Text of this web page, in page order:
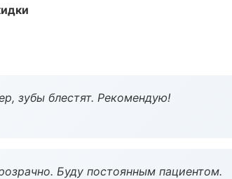
зубы блестят. Рекомендую!
Буду постоянным пациентом.